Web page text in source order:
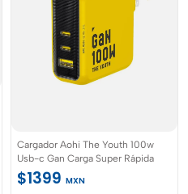
Cargador Aohi The Youth 100w
Usb-c Gan Carga Super Rápida
$1399 MXN